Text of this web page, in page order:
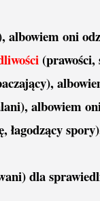
albowiem oni
(prawości,
albowiem
łagodzący
dla